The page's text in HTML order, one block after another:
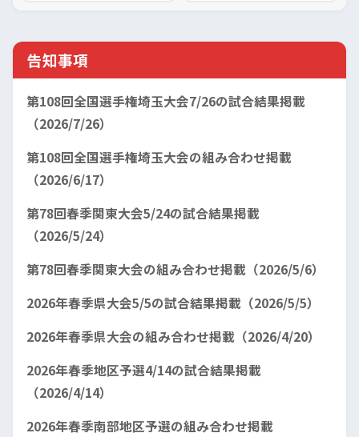
告知事項
第108回全国選手権埼玉大会7/26の試合結果掲載
（2026/7/26）
第108回全国選手権埼玉大会の組み合わせ掲載
（2026/6/17）
第78回春季関東大会5/24の試合結果掲載
（2026/5/24）
第78回春季関東大会の組み合わせ掲載（2026/5/6）
2026年春季県大会5/5の試合結果掲載（2026/5/5）
2026年春季県大会の組み合わせ掲載（2026/4/20）
2026年春季地区予選4/14の試合結果掲載
（2026/4/14）
2026年春季南部地区予選の組み合わせ掲載